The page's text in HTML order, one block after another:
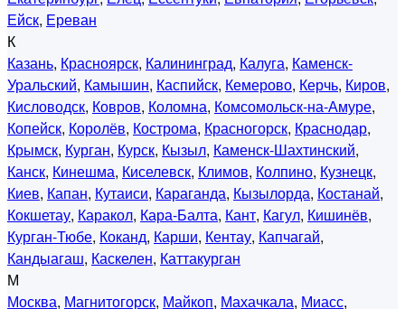
Ейск, Ереван
К
Казань, Красноярск, Калининград, Калуга, Каменск-
Уральский, Камышин, Каспийск, Кемерово, Керчь, Киров,
Кисловодск, Ковров, Коломна, Комсомольск-на-Амуре,
Копейск, Королёв, Кострома, Красногорск, Краснодар,
Крымск, Курган, Курск, Кызыл, Каменск-Шахтинский,
Канск, Кинешма, Киселевск, Климов, Колпино, Кузнецк,
Киев, Капан, Кутаиси, Караганда, Кызылорда, Костанай,
Кокшетау, Каракол, Кара-Балта, Кант, Кагул, Кишинёв,
Курган-Тюбе, Коканд, Карши, Кентау, Капчагай,
Кандыагаш, Каскелен, Каттакурган
М
Москва, Магнитогорск, Майкоп, Махачкала, Миасс,